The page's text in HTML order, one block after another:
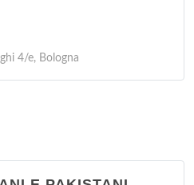
4/e, Bologna